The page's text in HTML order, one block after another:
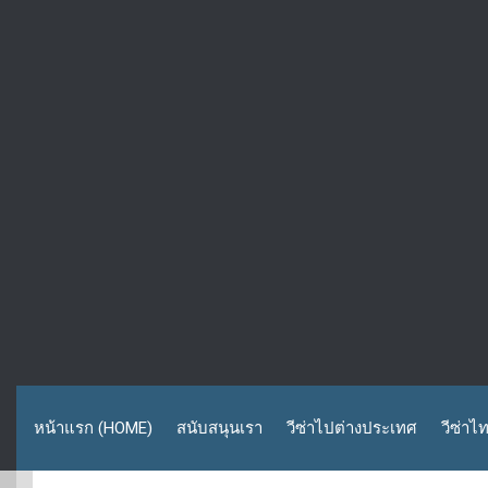
หน้าแรก (HOME) สนับสนุนเรา วีซ่าไปต่างประเทศ วีซ่าไ